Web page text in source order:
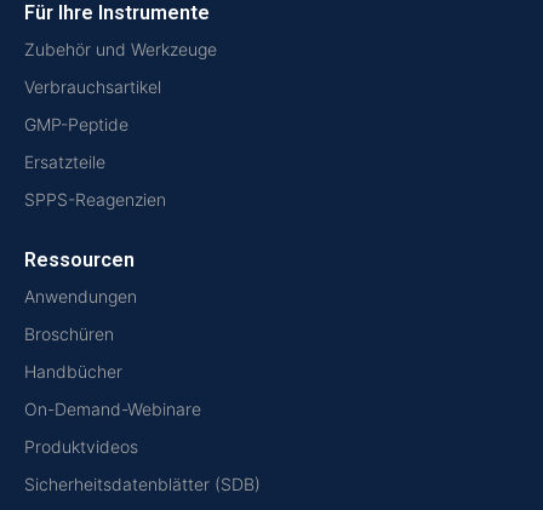
Für Ihre Instrumente
Zubehör und Werkzeuge
Verbrauchsartikel
GMP-Peptide
Ersatzteile
SPPS-Reagenzien
Ressourcen
Anwendungen
Broschüren
Handbücher
On-Demand-Webinare
Produktvideos
Sicherheitsdatenblätter (SDB)